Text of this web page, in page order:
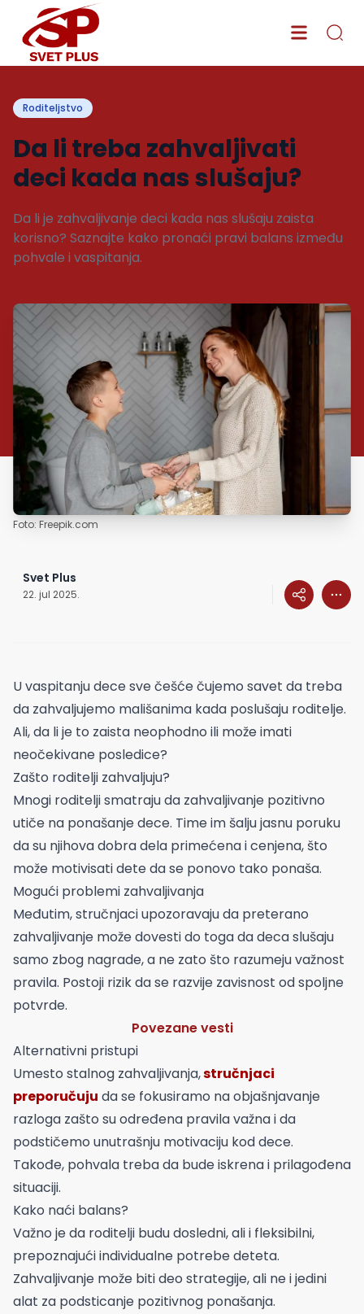
Roditeljstvo
Da li treba zahvaljivati
deci kada nas slušaju?
Da li je zahvaljivanje deci kada nas slušaju zaista
korisno? Saznajte kako pronaći pravi balans između
pohvale i vaspitanja.
Foto: Freepik.com
Svet Plus
22. jul 2025.
U vaspitanju dece sve češće čujemo savet da treba
da zahvaljujemo mališanima kada poslušaju roditelje.
Ali, da li je to zaista neophodno ili može imati
neočekivane posledice?
Zašto roditelji zahvaljuju?
Mnogi roditelji smatraju da zahvaljivanje pozitivno
utiče na ponašanje dece. Time im šalju jasnu poruku
da su njihova dobra dela primećena i cenjena, što
može motivisati dete da se ponovo tako ponaša.
Mogući problemi zahvaljivanja
Međutim, stručnjaci upozoravaju da preterano
zahvaljivanje može dovesti do toga da deca slušaju
samo zbog nagrade, a ne zato što razumeju važnost
pravila. Postoji rizik da se razvije zavisnost od spoljne
potvrde.
Povezane vesti
Alternativni pristupi
Umesto stalnog zahvaljivanja,stručnjaci
preporučuju da se fokusiramo na objašnjavanje
razloga zašto su određena pravila važna i da
podstičemo unutrašnju motivaciju kod dece.
Takođe, pohvala treba da bude iskrena i prilagođena
situaciji.
Kako naći balans?
Važno je da roditelji budu dosledni, ali i fleksibilni,
prepoznajući individualne potrebe deteta.
Zahvaljivanje može biti deo strategije, ali ne i jedini
alat za podsticanje pozitivnog ponašanja.